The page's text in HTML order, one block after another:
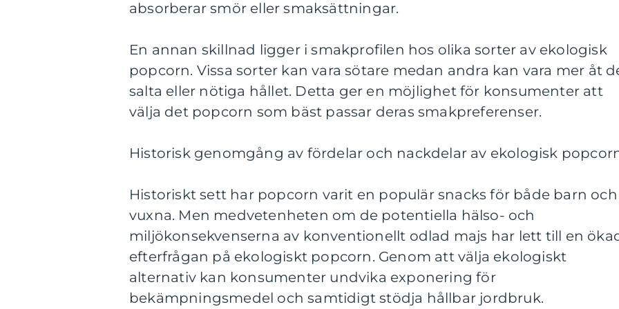
absorberar smör eller smaksättningar.
En annan skillnad ligger i smakprofilen hos olika sorter av ekologisk
popcorn. Vissa sorter kan vara sötare medan andra kan vara mer åt
salta eller nötiga hållet. Detta ger en möjlighet för konsumenter att
välja det popcorn som bäst passar deras smakpreferenser.
Historisk genomgång av fördelar och nackdelar av ekologisk
Historiskt sett har popcorn varit en populär snacks för både barn och
vuxna. Men medvetenheten om de potentiella hälso- och
miljökonsekvenserna av konventionellt odlad majs har lett till en
efterfrågan på ekologiskt popcorn. Genom att välja ekologiskt
alternativ kan konsumenter undvika exponering för
bekämpningsmedel och samtidigt stödja hållbar jordbruk.